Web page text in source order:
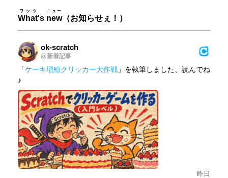
What
ワッツ
's new
ニュー
（お知らせぇ！）
ok-scratch
@新着記事
「ケーキ増殖クリッカー大作戦 」を執筆しました、読んでね
♪
昨日